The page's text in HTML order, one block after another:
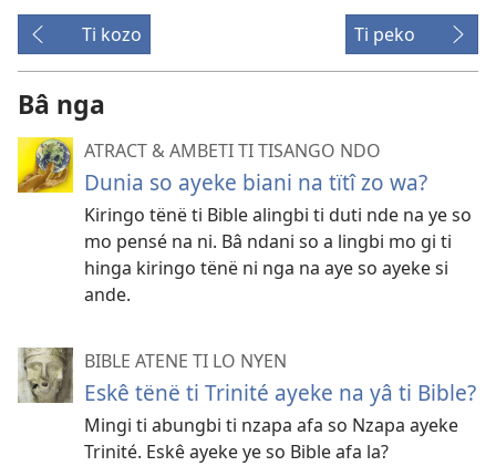
Ti kozo Ti peko
Bâ nga
ATRACT & AMBETI TI TISANGO NDO
Dunia so ayeke biani na tïtî zo wa?
Kiringo tënë ti Bible alingbi ti duti nde na ye so
mo pensé na ni. Bâ ndani so a lingbi mo gi ti
hinga kiringo tënë ni nga na aye so ayeke si
ande.
BIBLE ATENE TI LO NYEN
Eskê tënë ti Trinité ayeke na yâ ti Bible?
Mingi ti abungbi ti nzapa afa so Nzapa ayeke
Trinité. Eskê ayeke ye so Bible afa la?